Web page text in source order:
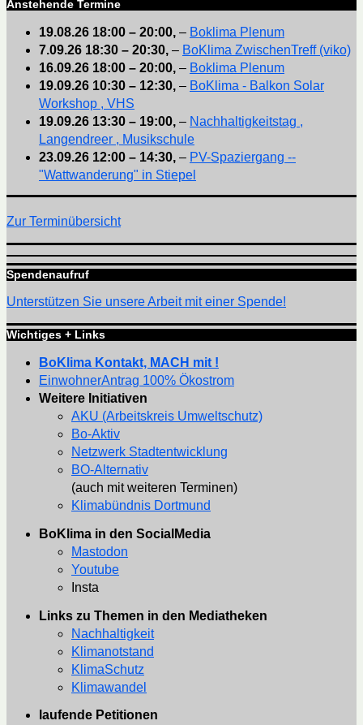
Anstehende Termine
19.08.26 18:00 – 20:00, – Boklima Plenum
7.09.26 18:30 – 20:30, – BoKlima ZwischenTreff (viko)
16.09.26 18:00 – 20:00, – Boklima Plenum
19.09.26 10:30 – 12:30, – BoKlima - Balkon Solar
Workshop , VHS
19.09.26 13:30 – 19:00, – Nachhaltigkeitstag ,
Langendreer , Musikschule
23.09.26 12:00 – 14:30, – PV-Spaziergang --
"Wattwanderung" in Stiepel
Zur Terminübersicht
Spendenaufruf
Unterstützen Sie unsere Arbeit mit einer Spende!
Wichtiges + Links
BoKlima Kontakt, MACH mit !
EinwohnerAntrag 100% Ökostrom
Weitere Initiativen
AKU (Arbeitskreis Umweltschutz)
Bo-Aktiv
Netzwerk Stadtentwicklung
BO-Alternativ
(auch mit weiteren Terminen)
Klimabündnis Dortmund
BoKlima in den SocialMedia
Mastodon
Youtube
Insta
Links zu Themen in den Mediatheken
Nachhaltigkeit
Klimanotstand
KlimaSchutz
Klimawandel
laufende Petitionen